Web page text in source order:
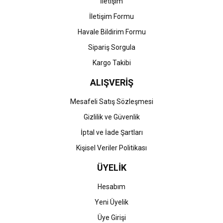
Gönder
İletişim Formu
Havale Bildirim Formu
Sipariş Sorgula
Kargo Takibi
ALIŞVERİŞ
Mesafeli Satış Sözleşmesi
Gizlilik ve Güvenlik
İptal ve İade Şartları
Kişisel Veriler Politikası
ÜYELİK
Hesabım
Yeni Üyelik
Üye Girişi